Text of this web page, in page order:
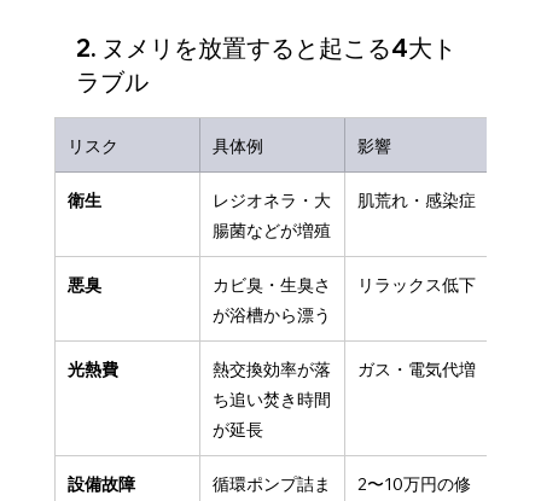
2. ヌメリを放置すると起こる4大ト
ラブル
リスク 具体例 影響
衛生
レジオネラ・大
腸菌などが増殖
肌荒れ・感染症
悪臭
カビ臭・生臭さ
が浴槽から漂う
リラックス低下
光熱費
熱交換効率が落
ち追い焚き時間
が延長
ガス・電気代増
設備故障
循環ポンプ詰ま
2〜10万円の修